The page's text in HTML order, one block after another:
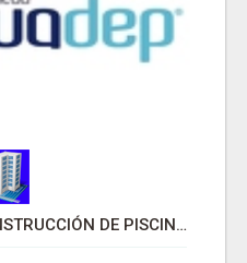
PISCINAS PINEDA - CONSTRUCCIÓN DE PISCINAS MADRID